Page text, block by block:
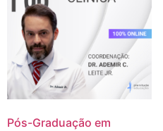
Pós-Graduação em